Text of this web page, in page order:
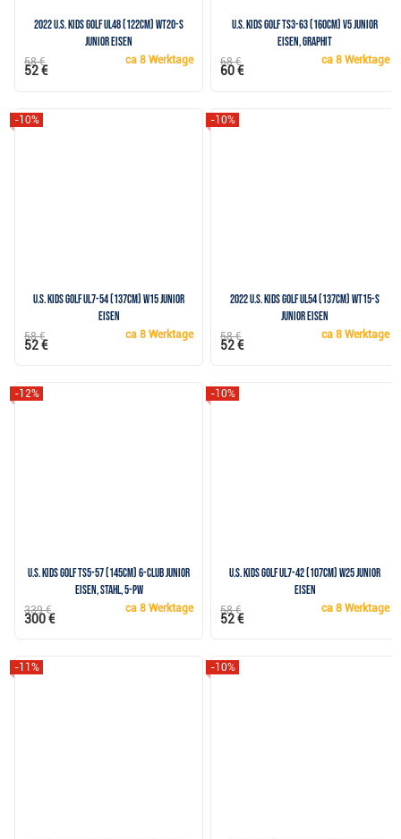
2022 U.S. Kids Golf UL48 (122cm) WT20-s
Junior Eisen
ca8 Werktage
58 €
52 €
U.S. Kids Golf TS3-63 (160cm) V5 Junior
Eisen, Graphit
ca8 Werktage
68 €
60 €
U.S. Kids Golf UL7-54 (137cm) W15 Junior
Eisen
-10%
ca8 Werktage
58 €
52 €
2022 U.S. Kids Golf UL54 (137cm) WT15-s
Junior Eisen
-10%
ca8 Werktage
58 €
52 €
U.S. Kids Golf TS5-57 (145cm) 6-Club Junior
Eisen, Stahl, 5-PW
-12%
ca8 Werktage
339 €
300 €
U.S. Kids Golf UL7-42 (107cm) W25 Junior
Eisen
-10%
ca8 Werktage
58 €
52 €
-11% -10%